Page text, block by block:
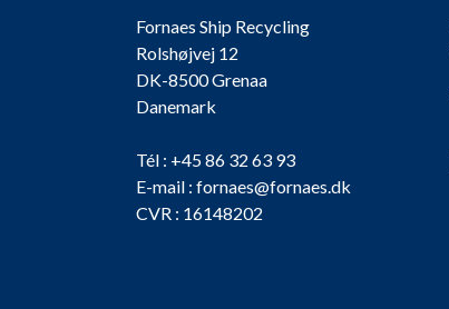
Fornaes Ship Recycling
Rolshøjvej 12
DK-8500 Grenaa
Danemark
Tél : +45 86 32 63 93
E-mail : fornaes@fornaes.dk
CVR : 16148202